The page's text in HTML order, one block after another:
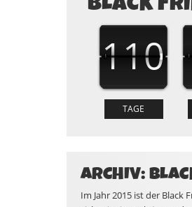
110
ARCHIV:
Im Jahr 2015 ist der